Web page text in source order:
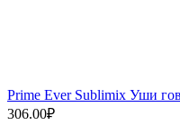
Prime Ever Sublimix Уши
306.00₽